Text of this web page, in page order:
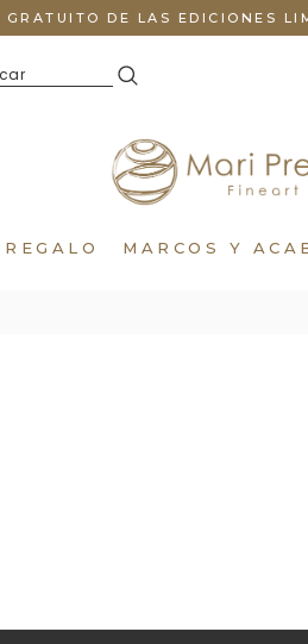
GRATUITO DE LAS EDICIONES
MARCOS Y